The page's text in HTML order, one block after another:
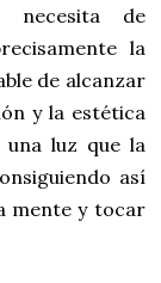
necesita de
la
de alcanzar
y la estética
luz que la
así
mente y tocar